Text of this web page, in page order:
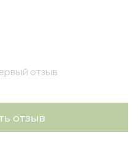
отзыв
отзыв